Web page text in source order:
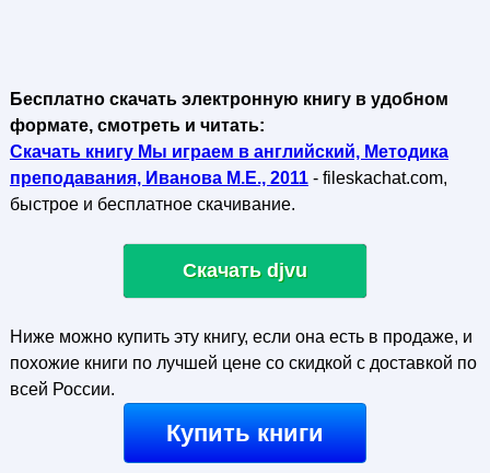
Бесплатно скачать электронную книгу в удобном
формате, смотреть и читать:
Скачать книгу Мы играем в английский, Методика
преподавания, Иванова М.Е., 2011- fileskachat.com,
быстрое и бесплатное скачивание.
Скачать djvu
Ниже можно купить эту книгу, если она есть в продаже, и
похожие книги по лучшей цене со скидкой с доставкой по
всей России.
Купить книги